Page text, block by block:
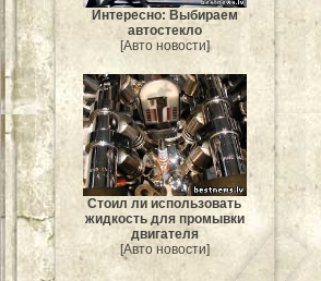
Интересно: Выбираем
автостекло
[Авто новости]
Стоил ли использовать
жидкость для промывки
двигателя
[Авто новости]